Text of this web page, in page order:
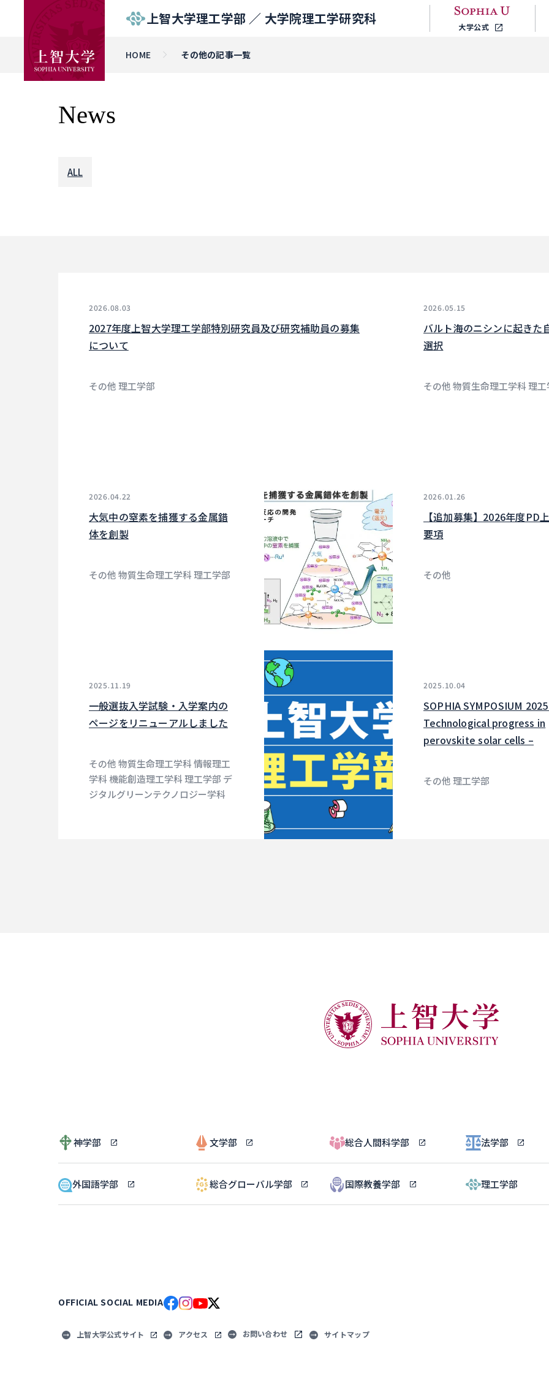
上智大学理工学部 ／ 大学院理工学研究科 大学公式
HOME その他の記事一覧
News
ALL
2026.08.03
2027年度上智大学理工学部特別研究員及び研究補助員の募集
について
その他 理工学部
2026.05.15
バルト海のニシンに起きた
選択
その他 物質生命理工学科 理
2026.04.22
大気中の窒素を捕獲する金属錯
体を創製
その他 物質生命理工学科 理工学部
2026.01.26
【追加募集】2026年度PD
要項
その他
2025.11.19
一般選抜入学試験・入学案内の
ページをリニューアルしました
その他 物質生命理工学科 情報理工
学科 機能創造理工学科 理工学部 デ
ジタルグリーンテクノロジー学科
2025.10.04
SOPHIA SYMPOSIUM
Technological progress in
perovskite solar cells –
その他 理工学部
神学部 文学部 総合人間科学部 法学部
外国語学部 総合グローバル学部 国際教養学部 理工学部
OFFICIAL SOCIAL MEDIA
上智大学公式サイト アクセス お問い合わせ サイトマップ